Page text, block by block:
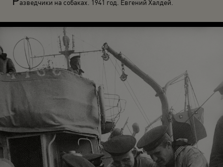
азведчики на собаках. 1941 год. Евгений Халдей.